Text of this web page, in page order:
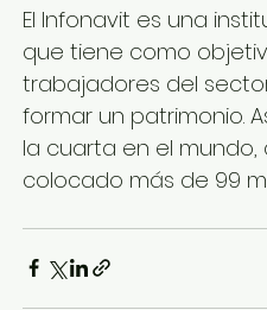
El Infonavit es una
que tiene como
trabajadores del
formar un patrimonio.
la cuarta en el mundo,
colocado más de 99